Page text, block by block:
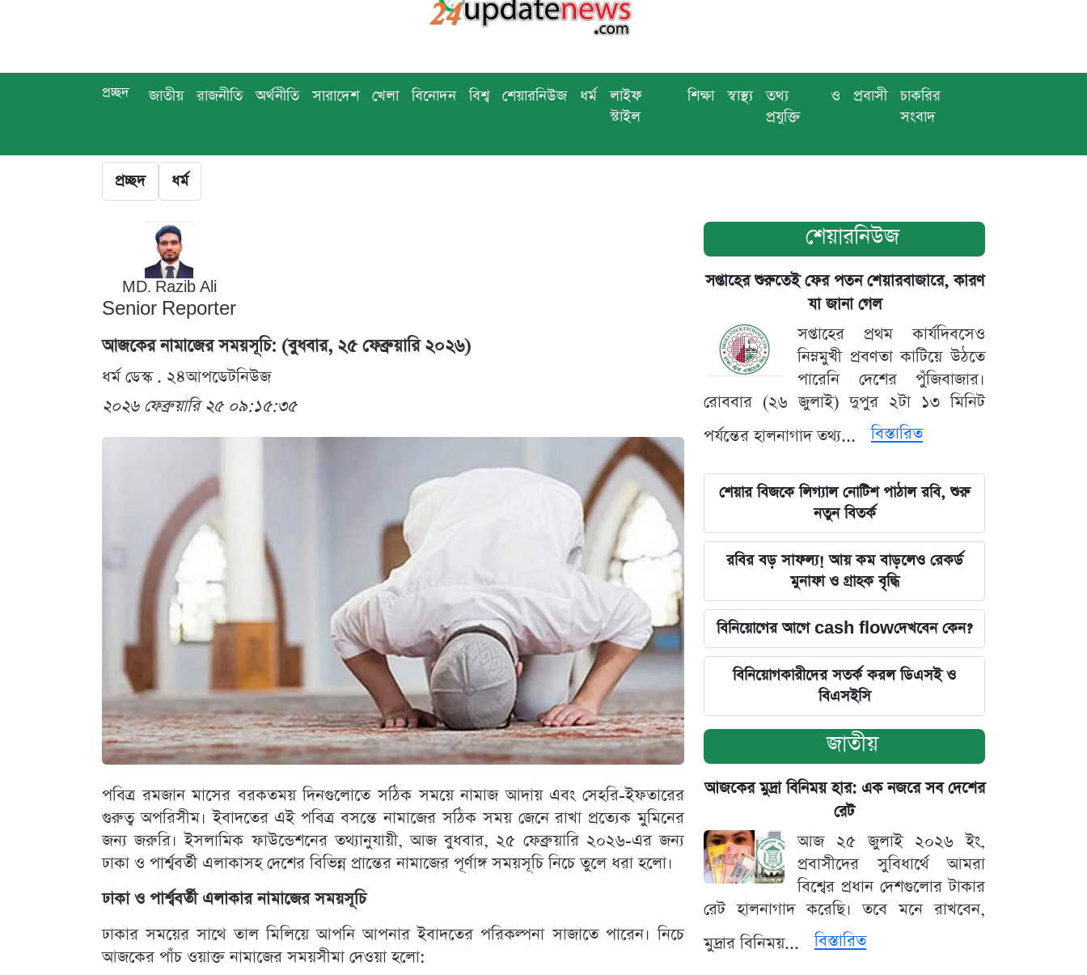
প্রচ্ছদ জাতীয় রাজনীতি অর্থনীতি সারাদেশ খেলা বিনোদন বিশ্ব শেয়ারনিউজ ধর্ম
লাইফ
স্টাইল
শিক্ষা স্বাস্থ্য
তথ্য ও
প্রযুক্তি
প্রবাসী
চাকরির
সংবাদ
প্রচ্ছদ ধর্ম
MD. Razib Ali
Senior Reporter
আজকের নামাজের সময়সূচি: (বুধবার, ২৫ ফেব্রুয়ারি ২০২৬)
ধর্ম ডেস্ক . ২৪আপডেটনিউজ
২০২৬ ফেব্রুয়ারি ২৫ ০৯:১৫:৩৫
পবিত্র রমজান মাসের বরকতময় দিনগুলোতে সঠিক সময়ে নামাজ আদায় এবং সেহরি-ইফতারের
গুরুত্ব অপরিসীম। ইবাদতের এই পবিত্র বসন্তে নামাজের সঠিক সময় জেনে রাখা প্রত্যেক মুমিনের
জন্য জরুরি। ইসলামিক ফাউন্ডেশনের তথ্যানুযায়ী, আজ বুধবার, ২৫ ফেব্রুয়ারি ২০২৬-এর জন্য
ঢাকা ও পার্শ্ববর্তী এলাকাসহ দেশের বিভিন্ন প্রান্তের নামাজের পূর্ণাঙ্গ সময়সূচি নিচে তুলে ধরা হলো।
ঢাকা ও পার্শ্ববর্তী এলাকার নামাজের সময়সূচি
ঢাকার সময়ের সাথে তাল মিলিয়ে আপনি আপনার ইবাদতের পরিকল্পনা সাজাতে পারেন। নিচে
আজকের পাঁচ ওয়াক্ত নামাজের সময়সীমা দেওয়া হলো:
শেয়ারনিউজ
সপ্তাহের শুরুতেই ফের পতন শেয়ারবাজারে, কারণ
যা জানা গেল
সপ্তাহের প্রথম কার্যদিবসেও
নিম্নমুখী প্রবণতা কাটিয়ে উঠতে
পারেনি দেশের পুঁজিবাজার।
রোববার (২৬ জুলাই) দুপুর ২টা ১৩ মিনিট
পর্যন্তের হালনাগাদ তথ্য...
বিস্তারিত
শেয়ার বিজকে লিগ্যাল নোটিশ পাঠাল রবি, শুরু
নতুন বিতর্ক
রবির বড় সাফল্য! আয় কম বাড়লেও রেকর্ড
মুনাফা ও গ্রাহক বৃদ্ধি
বিনিয়োগের আগে cash flowদেখবেন কেন?
বিনিয়োগকারীদের সতর্ক করল ডিএসই ও
বিএসইসি
জাতীয়
আজকের মুদ্রা বিনিময় হার: এক নজরে সব দেশের
রেট
আজ ২৫ জুলাই ২০২৬ ইং,
প্রবাসীদের সুবিধার্থে আমরা
বিশ্বের প্রধান দেশগুলোর টাকার
রেট হালনাগাদ করেছি। তবে মনে রাখবেন,
মুদ্রার বিনিময়...
বিস্তারিত